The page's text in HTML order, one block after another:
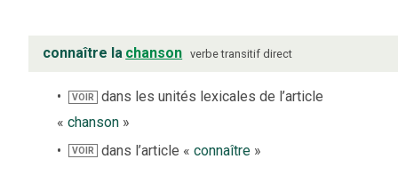
connaître la chanson verbe transitif direct
VOIR
dans les unités lexicales de l’article
« chanson »
VOIR dans l’article «connaître »